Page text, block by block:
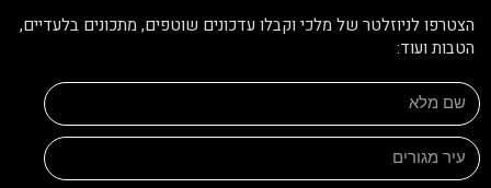
הצטרפו לניוזלטר של מלכי וקבלו עדכונים שוטפים, מתכונים בלעדיים,
הטבות ועוד: